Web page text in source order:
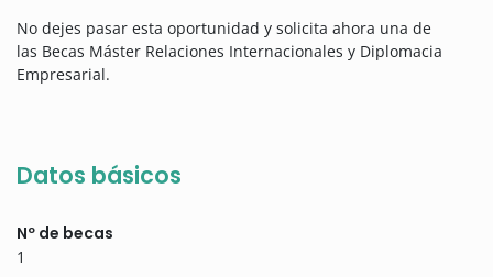
No dejes pasar esta oportunidad y solicita ahora una de
las Becas Máster Relaciones Internacionales y Diplomacia
Empresarial.
Datos básicos
Nº de becas
1